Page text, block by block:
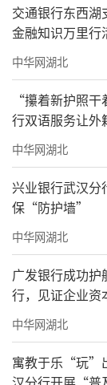
交通银行东西湖
金融知识万里行
中华网湖北
“攥着新护照
行双语服务让外
中华网湖北
兴业银行武汉分
保“防护墙”
中华网湖北
广发银行成功
行，见证企业资
中华网湖北
寓教于乐“玩”